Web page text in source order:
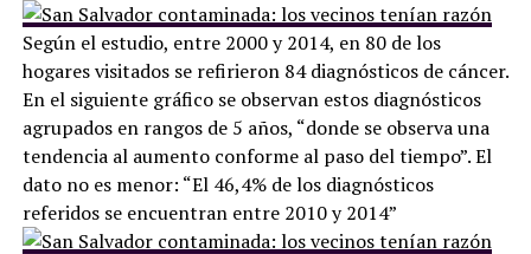
Según el estudio, entre 2000 y 2014, en 80 de los
hogares visitados se refirieron 84 diagnósticos de cáncer.
En el siguiente gráfico se observan estos diagnósticos
agrupados en rangos de 5 años, “donde se observa una
tendencia al aumento conforme al paso del tiempo”. El
dato no es menor: “El 46,4% de los diagnósticos
referidos se encuentran entre 2010 y 2014”